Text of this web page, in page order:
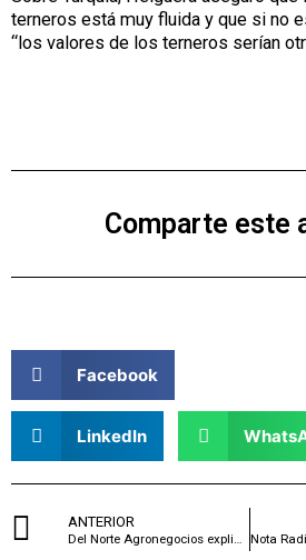
terneros está muy fluida y que si no
“los valores de los terneros serían
Comparte este
Facebook
LinkedIn
ANTERIOR
Del Norte Agronegocios explicó ante importadores chinos por qué Uruguay es un proveedor confiable de ganado en pie (Nota Diario El País)